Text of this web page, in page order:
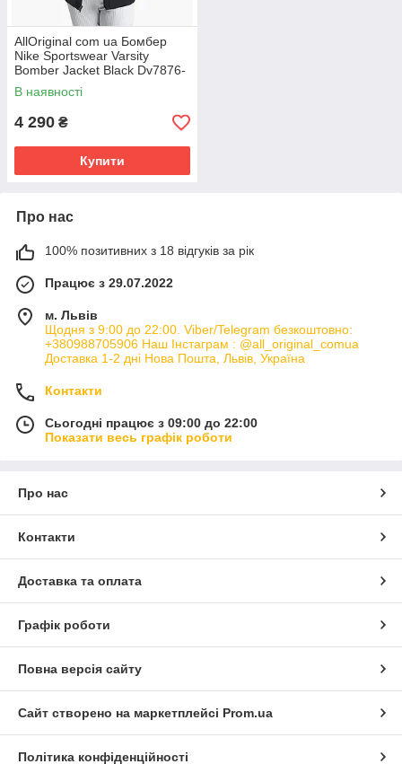
AllOriginal com ua Бомбер
Nike Sportswear Varsity
Bomber Jacket Black Dv7876-
010 РОЗМІРИ ЗАПИТУЙТЕ
В наявності
4 290 ₴
Купити
Про нас
100% позитивних з 18 відгуків за рік
Працює з 29.07.2022
м. Львів
Щодня з 9:00 до 22:00. Viber/Telegram безкоштовно:
+380988705906 Наш Інстаграм : @all_original_comua
Доставка 1-2 дні Нова Пошта, Львів, Україна
Контакти
Сьогодні працює з 09:00 до 22:00
Показати весь графік роботи
Про нас
Контакти
Доставка та оплата
Графік роботи
Повна версія сайту
Сайт створено на маркетплейсі Prom.ua
Політика конфіденційності